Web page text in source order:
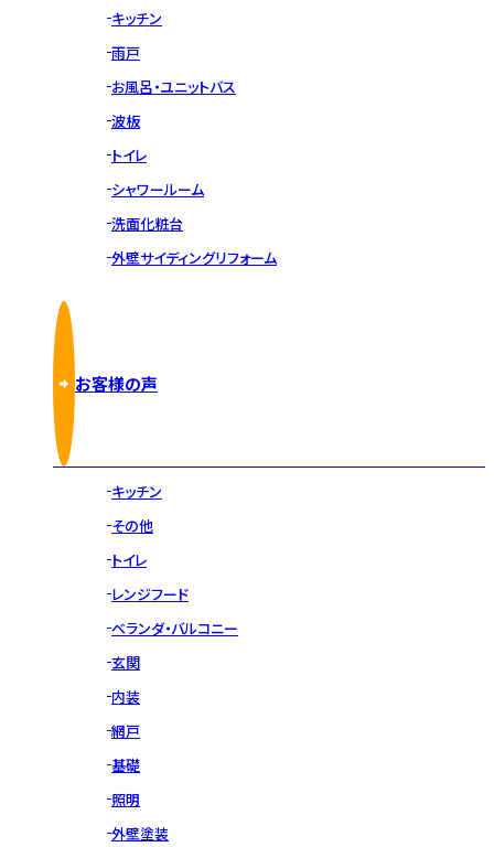
キッチン
雨戸
お風呂・ユニットバス
波板
トイレ
シャワールーム
洗面化粧台
外壁サイディングリフォーム
お客様の声
キッチン
その他
トイレ
レンジフード
ベランダ・バルコニー
玄関
内装
網戸
基礎
照明
外壁塗装